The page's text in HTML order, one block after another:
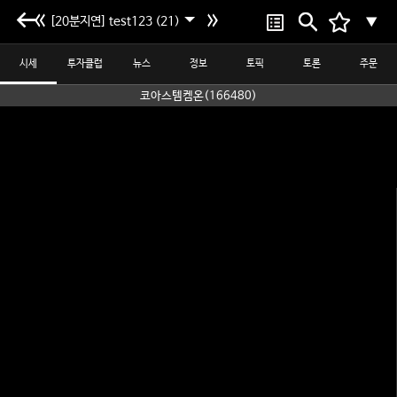
[20분지연] test123 (21) ▼
시세 투자클럽 뉴스 정보 토픽 토론 주문
코아스템켐온(166480)